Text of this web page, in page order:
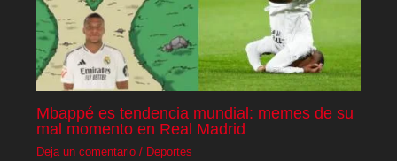
Mbappé es tendencia mundial: memes de su
mal momento en Real Madrid
Deja un comentario / Deportes